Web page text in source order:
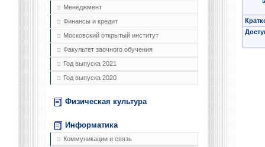
Менеджмент
Финансы и кредит
Московский открытый институт
Факультет заочного обучения
Год выпуска 2021
Год выпуска 2020
Физическая культура
Информатика
Коммуникации и связь